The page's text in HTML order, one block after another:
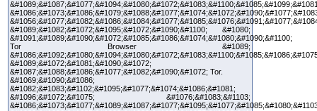
&#1089;&#1082;&#1072;&#1095;&#1072;&#1090;&#1100; &#1080;
&#1091;&#1089;&#1090;&#1072;&#1085;&#1086;&#1074;&#1080;&#1090;&#1100;
Tor Browser &#1089;
&#1089;&#1072;&#1081;&#1090;&#1072;
&#1087;&#1088;&#1086;&#1077;&#1082;&#1090;&#1072; Tor.
&#1069;&#1090;&#1086;
&#1082;&#1083;&#1102;&#1095;&#1077;&#1074;&#1086;&#1081;
&#1096;&#1072;&#1075; &#1076;&#1083;&#1103;